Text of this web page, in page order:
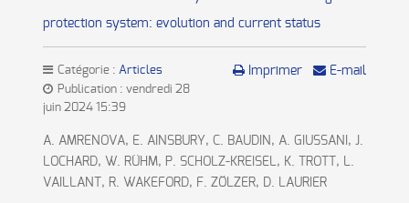
protection system: evolution and current status
Imprimer E-mail
Catégorie : Articles
Publication : vendredi 28
juin 2024 15:39
A. AMRENOVA, E. AINSBURY, C. BAUDIN, A. GIUSSANI, J.
LOCHARD, W. RÜHM, P. SCHOLZ-KREISEL, K. TROTT, L.
VAILLANT, R. WAKEFORD, F. ZÖLZER, D. LAURIER